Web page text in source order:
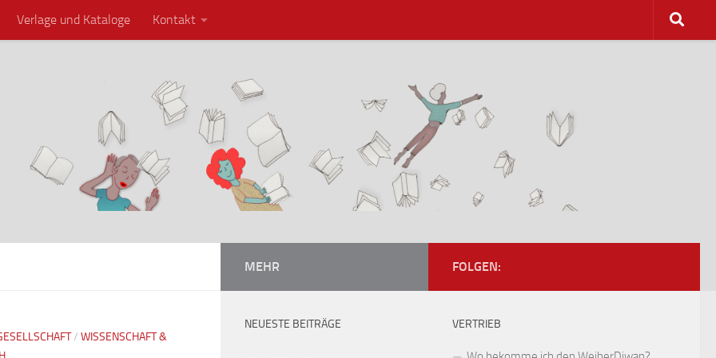
Verlage und Kataloge Kontakt
/ WISSENSCHAFT &
FOLGEN:
VERTRIEB
MEHR
NEUESTE BEITRÄGE